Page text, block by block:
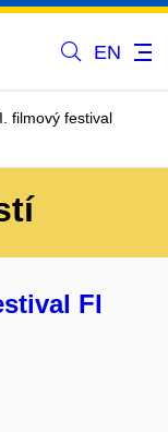
EN
filmový festival
FI